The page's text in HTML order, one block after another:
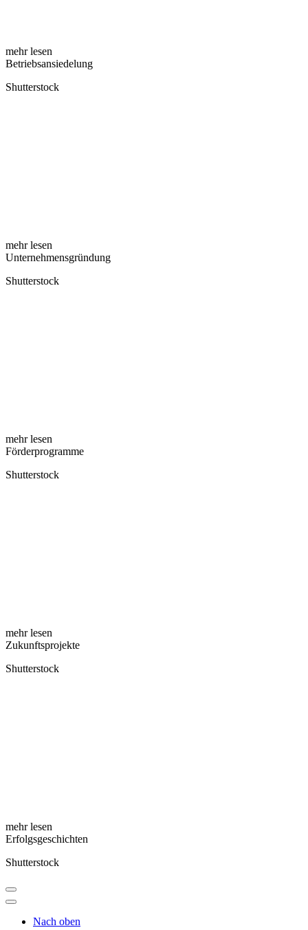
mehr lesen
Betriebsansiedelung
Shutterstock
mehr lesen
Unternehmensgründung
Shutterstock
mehr lesen
Förderprogramme
Shutterstock
mehr lesen
Zukunftsprojekte
Shutterstock
mehr lesen
Erfolgsgeschichten
Shutterstock
Nach oben